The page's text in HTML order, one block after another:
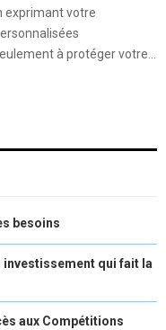
votre
à protéger votre...
besoins
investissement qui fait la
aux Compétitions